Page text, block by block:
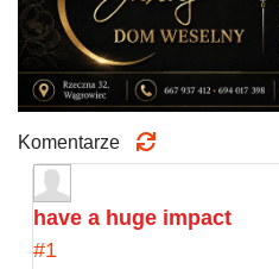
Komentarze
have a huge impact
#1